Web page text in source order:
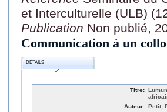
et Interculturelle (ULB)
Publication Non publié,
Communication à un
DÉTAILS
Titre:
Auteur: Petit,